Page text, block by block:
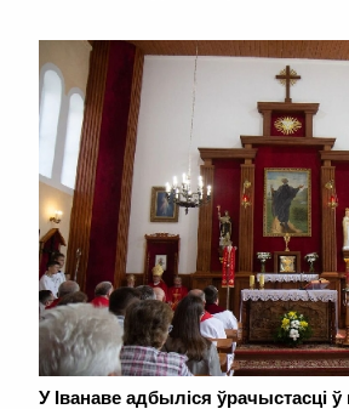
У Іванаве адбыліся ўрачыстасці ў